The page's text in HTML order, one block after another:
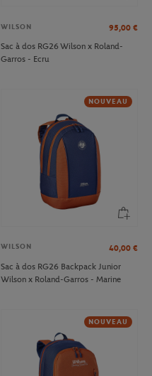
WILSON 95,00 €
Sac à dos RG26 Wilson x Roland-
Garros - Ecru
NOUVEAU
WILSON 40,00 €
Sac à dos RG26 Backpack Junior
Wilson x Roland-Garros - Marine
NOUVEAU